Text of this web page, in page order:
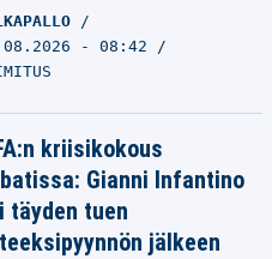
- 08:42
kriisikokous
Gianni Infantino
täyden tuen
jälkeen